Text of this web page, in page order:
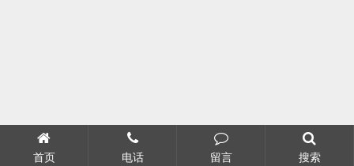
首页 电话 留言 搜索